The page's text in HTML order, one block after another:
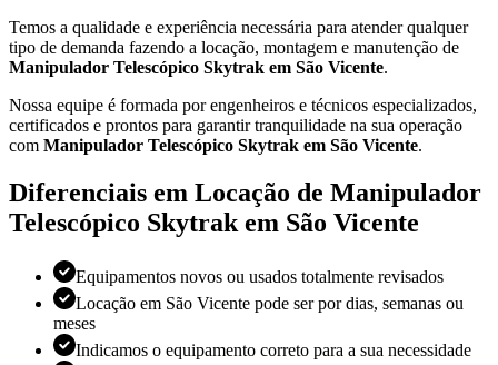
Temos a qualidade e experiência necessária para atender qualquer
tipo de demanda fazendo a locação, montagem e manutenção de
Manipulador Telescópico Skytrak em São Vicente.
Nossa equipe é formada por engenheiros e técnicos especializados,
certificados e prontos para garantir tranquilidade na sua operação
com Manipulador Telescópico Skytrak em São Vicente.
Diferenciais em Locação de Manipulador
Telescópico Skytrak em São Vicente
Equipamentos novos ou usados totalmente revisados
Locação em São Vicente pode ser por dias, semanas ou
meses
Indicamos o equipamento correto para a sua necessidade